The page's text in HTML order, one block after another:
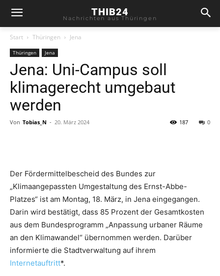
THIB24
Nachrichten aus Thüringen
Start Thüringen Jena
Thüringen Jena
Jena: Uni-Campus soll
klimagerecht umgebaut
werden
Von Tobias_N - 20. März 2024 0
187
Der Fördermittelbescheid des Bundes zur
„Klimaangepassten Umgestaltung des Ernst-Abbe-
Platzes“ ist am Montag, 18. März, in Jena eingegangen.
Darin wird bestätigt, dass 85 Prozent der Gesamtkosten
aus dem Bundesprogramm „Anpassung urbaner Räume
an den Klimawandel“ übernommen werden. Darüber
informierte die Stadtverwaltung auf ihrem
Internetauftritt*.